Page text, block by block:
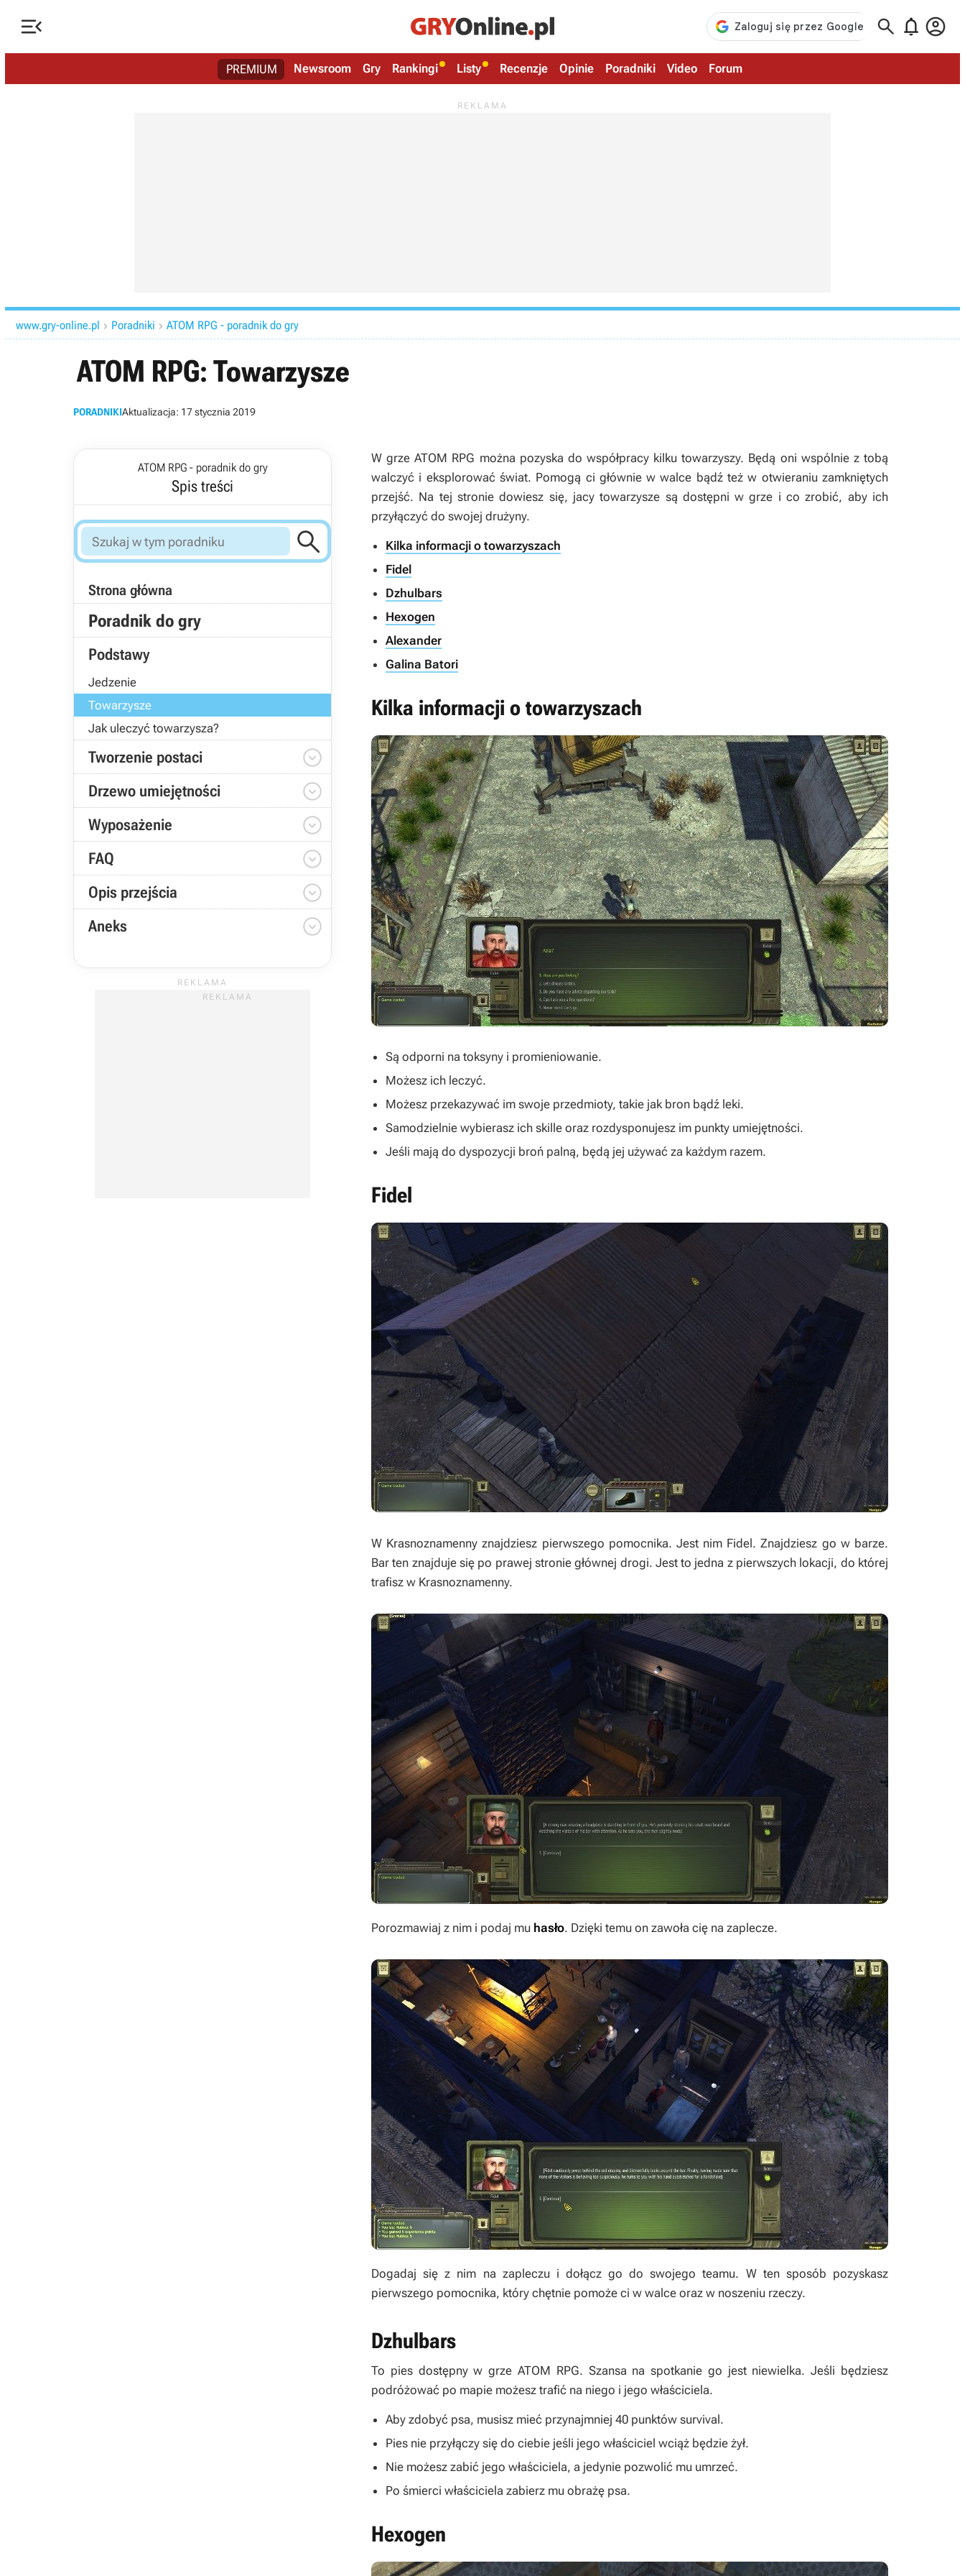
   
PREMIUM Newsroom Gry Rankingi Listy Recenzje Opinie Poradniki Video Forum
www.gry-online.pl  Poradniki  ATOM RPG - poradnik do gry
ATOM RPG: Towarzysze
PORADNIKIAktualizacja: 17 stycznia 2019
ATOM RPG - poradnik do gry
Spis treści

Strona główna
Poradnik do gry
Podstawy
Jedzenie
Towarzysze
Jak uleczyć towarzysza?
Tworzenie postaci 
Drzewo umiejętności 
Wyposażenie 
FAQ 
Opis przejścia 
Aneks 
W grze ATOM RPG można pozyska do współpracy kilku towarzyszy. Będą oni wspólnie z tobą
walczyć i eksplorować świat. Pomogą ci głównie w walce bądź też w otwieraniu zamkniętych
przejść. Na tej stronie dowiesz się, jacy towarzysze są dostępni w grze i co zrobić, aby ich
przyłączyć do swojej drużyny.
Kilka informacji o towarzyszach
Fidel
Dzhulbars
Hexogen
Alexander
Galina Batori
Kilka informacji o towarzyszach
Są odporni na toksyny i promieniowanie.
Możesz ich leczyć.
Możesz przekazywać im swoje przedmioty, takie jak bron bądź leki.
Samodzielnie wybierasz ich skille oraz rozdysponujesz im punkty umiejętności.
Jeśli mają do dyspozycji broń palną, będą jej używać za każdym razem.
Fidel
W Krasnoznamenny znajdziesz pierwszego pomocnika. Jest nim Fidel. Znajdziesz go w barze.
Bar ten znajduje się po prawej stronie głównej drogi. Jest to jedna z pierwszych lokacji, do której
trafisz w Krasnoznamenny.
Porozmawiaj z nim i podaj mu hasło. Dzięki temu on zawoła cię na zaplecze.
Dogadaj się z nim na zapleczu i dołącz go do swojego teamu. W ten sposób pozyskasz
pierwszego pomocnika, który chętnie pomoże ci w walce oraz w noszeniu rzeczy.
Dzhulbars
To pies dostępny w grze ATOM RPG. Szansa na spotkanie go jest niewielka. Jeśli będziesz
podróżować po mapie możesz trafić na niego i jego właściciela.
Aby zdobyć psa, musisz mieć przynajmniej 40 punktów survival.
Pies nie przyłączy się do ciebie jeśli jego właściciel wciąż będzie żył.
Nie możesz zabić jego właściciela, a jedynie pozwolić mu umrzeć.
Po śmierci właściciela zabierz mu obrażę psa.
Hexogen